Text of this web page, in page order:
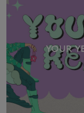
YOUR